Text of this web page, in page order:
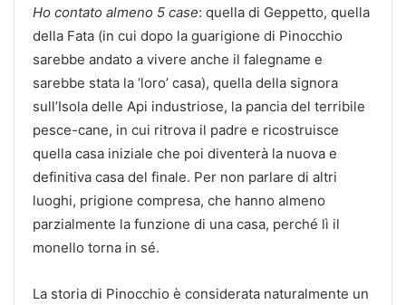
Ho contato almeno 5 case: quella di Geppetto, quella
della Fata (in cui dopo la guarigione di Pinocchio
sarebbe andato a vivere anche il falegname e
sarebbe stata la ‘loro’ casa), quella della signora
sull’Isola delle Api industriose, la pancia del terribile
pesce-cane, in cui ritrova il padre e ricostruisce
quella casa iniziale che poi diventerà la nuova e
definitiva casa del finale. Per non parlare di altri
luoghi, prigione compresa, che hanno almeno
parzialmente la funzione di una casa, perché lì il
monello torna in sé.
La storia di Pinocchio è considerata naturalmente un